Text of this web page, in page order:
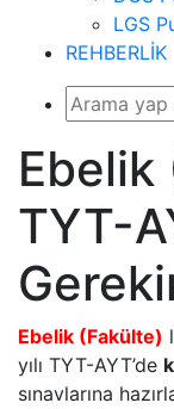
LGS
REHBERLİK
TYT-
Ebelik (Fakülte)
yılı TYT-AYT’de
sınavlarına